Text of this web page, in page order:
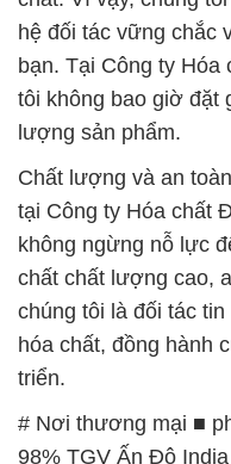
Chất lượng và an
tại Công ty Hóa chất
không ngừng nỗ lực
chất chất lượng cao,
chúng tôi là đối tác
hóa chất, đồng hành
triển.
# Nơi thương mại ■
98% TGV Ấn Độ India
# Địa chỉ thương mại
98% TGV Ấn Độ India
# Cty cung ứng ♦ bán
TGV Ấn Độ India